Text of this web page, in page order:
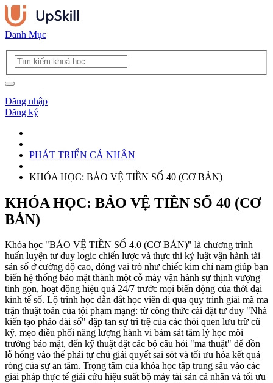
Danh Mục
Đăng nhập
Đăng ký
PHÁT TRIỂN CÁ NHÂN
KHÓA HỌC: BẢO VỆ TIỀN SỐ 40 (CƠ BẢN)
KHÓA HỌC: BẢO VỆ TIỀN SỐ 40 (CƠ
BẢN)
Khóa học "BẢO VỆ TIỀN SỐ 4.0 (CƠ BẢN)" là chương trình
huấn luyện tư duy logic chiến lược và thực thi kỷ luật vận hành tài
sản số ở cường độ cao, đóng vai trò như chiếc kim chỉ nam giúp bạn
biến hệ thống bảo mật thành một cỗ máy vận hành sự thịnh vượng
tinh gọn, hoạt động hiệu quả 24/7 trước mọi biến động của thời đại
kinh tế số. Lộ trình học dẫn dắt học viên đi qua quy trình giải mã ma
trận thuật toán của tội phạm mạng: từ công thức cài đặt tư duy "Nhà
kiến tạo pháo đài số" đập tan sự trì trệ của các thói quen lưu trữ cũ
kỹ, mẹo điều phối năng lượng hành vi bám sát tâm lý học môi
trường bảo mật, đến kỹ thuật đặt các bộ câu hỏi "ma thuật" để dồn
lỗ hổng vào thế phải tự chủ giải quyết sai sót và tối ưu hóa kết quả
ròng của sự an tâm. Trọng tâm của khóa học tập trung sâu vào các
giải pháp thực tế giải cứu hiệu suất bộ máy tài sản cá nhân và tối ưu